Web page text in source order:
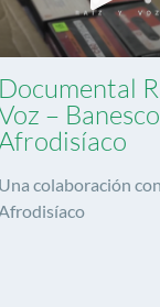
Documental
–
Una colaboración con